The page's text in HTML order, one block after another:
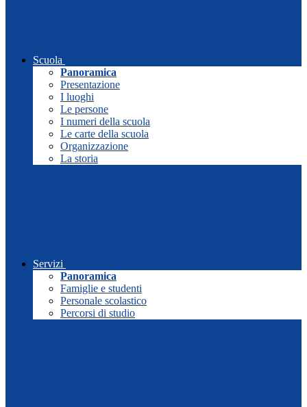
Scuola
Panoramica
Presentazione
I luoghi
Le persone
I numeri della scuola
Le carte della scuola
Organizzazione
La storia
Servizi
Panoramica
Famiglie e studenti
Personale scolastico
Percorsi di studio